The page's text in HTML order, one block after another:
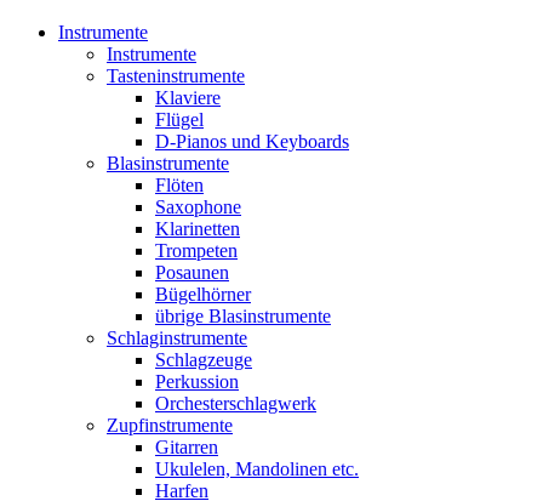
Instrumente
Instrumente
Tasteninstrumente
Klaviere
Flügel
D-Pianos und Keyboards
Blasinstrumente
Flöten
Saxophone
Klarinetten
Trompeten
Posaunen
Bügelhörner
übrige Blasinstrumente
Schlaginstrumente
Schlagzeuge
Perkussion
Orchesterschlagwerk
Zupfinstrumente
Gitarren
Ukulelen, Mandolinen etc.
Harfen